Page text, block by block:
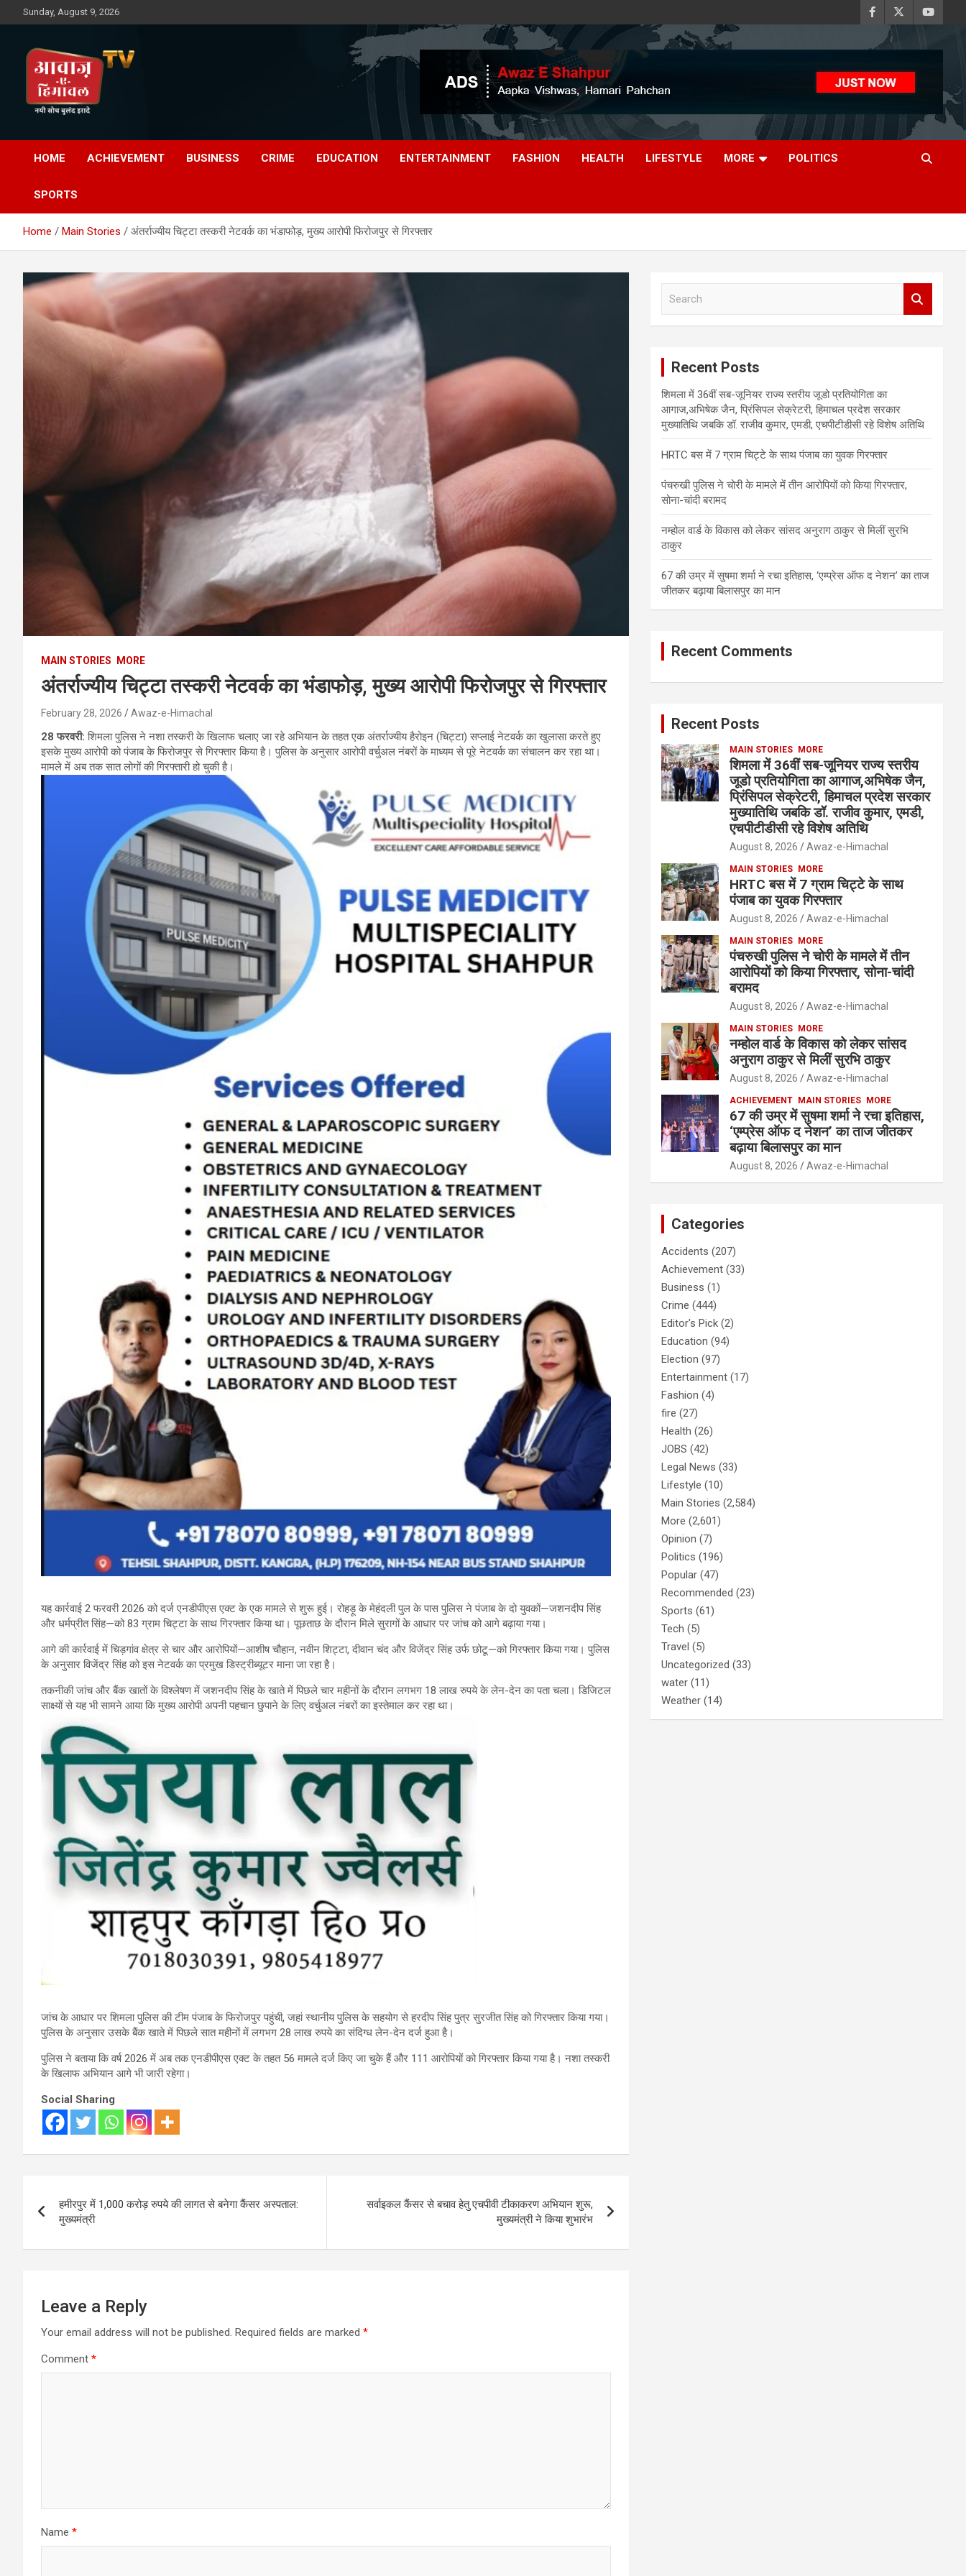
to
Sunday, August 9, 2026
Awaz-E-Shahpur
HOME ACHIEVEMENT BUSINESS CRIME EDUCATION ENTERTAINMENT FASHION HEALTH LIFESTYLE MORE POLITICS
SPORTS
Home Main Stories अंतर्राज्यीय चिट्टा तस्करी नेटवर्क का भंडाफोड़, मुख्य आरोपी फिरोजपुर से गिरफ्तार
MAIN STORIES MORE
अंतर्राज्यीय चिट्टा तस्करी नेटवर्क का भंडाफोड़, मुख्य आरोपी फिरोजपुर से गिरफ्तार
February 28, 2026 Awaz-e-Himachal
28 फरवरी:शिमला पुलिस ने नशा तस्करी के खिलाफ चलाए जा रहे अभियान के तहत एक अंतर्राज्यीय हैरोइन (चिट्टा) सप्लाई नेटवर्क का खुलासा करते हुए
इसके मुख्य आरोपी को पंजाब के फिरोजपुर से गिरफ्तार किया है। पुलिस के अनुसार आरोपी वर्चुअल नंबरों के माध्यम से पूरे नेटवर्क का संचालन कर रहा था।
मामले में अब तक सात लोगों की गिरफ्तारी हो चुकी है।
यह कार्रवाई 2 फरवरी 2026 को दर्ज एनडीपीएस एक्ट के एक मामले से शुरू हुई। रोहड़ू के मेहंदली पुल के पास पुलिस ने पंजाब के दो युवकों—जशनदीप सिंह
और धर्मप्रीत सिंह—को 83 ग्राम चिट्टा के साथ गिरफ्तार किया था। पूछताछ के दौरान मिले सुरागों के आधार पर जांच को आगे बढ़ाया गया।
आगे की कार्रवाई में चिड़गांव क्षेत्र से चार और आरोपियों—आशीष चौहान, नवीन शिट्टा, दीवान चंद और विजेंद्र सिंह उर्फ छोटू—को गिरफ्तार किया गया। पुलिस
के अनुसार विजेंद्र सिंह को इस नेटवर्क का प्रमुख डिस्ट्रीब्यूटर माना जा रहा है।
तकनीकी जांच और बैंक खातों के विश्लेषण में जशनदीप सिंह के खाते में पिछले चार महीनों के दौरान लगभग 18 लाख रुपये के लेन-देन का पता चला। डिजिटल
साक्ष्यों से यह भी सामने आया कि मुख्य आरोपी अपनी पहचान छुपाने के लिए वर्चुअल नंबरों का इस्तेमाल कर रहा था।
जांच के आधार पर शिमला पुलिस की टीम पंजाब के फिरोजपुर पहुंची, जहां स्थानीय पुलिस के सहयोग से हरदीप सिंह पुत्र सुरजीत सिंह को गिरफ्तार किया गया।
पुलिस के अनुसार उसके बैंक खाते में पिछले सात महीनों में लगभग 28 लाख रुपये का संदिग्ध लेन-देन दर्ज हुआ है।
पुलिस ने बताया कि वर्ष 2026 में अब तक एनडीपीएस एक्ट के तहत 56 मामले दर्ज किए जा चुके हैं और 111 आरोपियों को गिरफ्तार किया गया है। नशा तस्करी
के खिलाफ अभियान आगे भी जारी रहेगा।
Social Sharing
navigation
हमीरपुर में 1,000 करोड़ रुपये की लागत से बनेगा कैंसर अस्पताल:
मुख्यमंत्री
सर्वाइकल कैंसर से बचाव हेतु एचपीवी टीकाकरण अभियान शुरू,
मुख्यमंत्री ने किया शुभारंभ
Leave a Reply
Your email address will not be published. Required fields are marked *
Comment *
Name *
Recent Posts
शिमला में 36वीं सब-जूनियर राज्य स्तरीय जूडो प्रतियोगिता का
आगाज,अभिषेक जैन, प्रिंसिपल सेक्रेटरी, हिमाचल प्रदेश सरकार
मुख्यातिथि जबकि डॉ. राजीव कुमार, एमडी, एचपीटीडीसी रहे विशेष अतिथि
HRTC बस में 7 ग्राम चिट्टे के साथ पंजाब का युवक गिरफ्तार
पंचरुखी पुलिस ने चोरी के मामले में तीन आरोपियों को किया गिरफ्तार,
सोना-चांदी बरामद
नम्होल वार्ड के विकास को लेकर सांसद अनुराग ठाकुर से मिलीं सुरभि
ठाकुर
67 की उम्र में सुषमा शर्मा ने रचा इतिहास, ‘एम्प्रेस ऑफ द नेशन’ का ताज
जीतकर बढ़ाया बिलासपुर का मान
Recent Comments
Recent Posts
MAIN STORIES MORE
शिमला में 36वीं सब-जूनियर राज्य स्तरीय
जूडो प्रतियोगिता का आगाज,अभिषेक जैन,
प्रिंसिपल सेक्रेटरी, हिमाचल प्रदेश सरकार
मुख्यातिथि जबकि डॉ. राजीव कुमार, एमडी,
एचपीटीडीसी रहे विशेष अतिथि
August 8, 2026 Awaz-e-Himachal
MAIN STORIES MORE
HRTC बस में 7 ग्राम चिट्टे के साथ
पंजाब का युवक गिरफ्तार
August 8, 2026 Awaz-e-Himachal
MAIN STORIES MORE
पंचरुखी पुलिस ने चोरी के मामले में तीन
आरोपियों को किया गिरफ्तार, सोना-चांदी
बरामद
August 8, 2026 Awaz-e-Himachal
MAIN STORIES MORE
नम्होल वार्ड के विकास को लेकर सांसद
अनुराग ठाकुर से मिलीं सुरभि ठाकुर
August 8, 2026 Awaz-e-Himachal
ACHIEVEMENT MAIN STORIES MORE
67 की उम्र में सुषमा शर्मा ने रचा इतिहास,
‘एम्प्रेस ऑफ द नेशन’ का ताज जीतकर
बढ़ाया बिलासपुर का मान
August 8, 2026 Awaz-e-Himachal
Categories
Accidents (207)
Achievement (33)
Business (1)
Crime (444)
Editor's Pick (2)
Education (94)
Election (97)
Entertainment (17)
Fashion (4)
fire (27)
Health (26)
JOBS (42)
Legal News (33)
Lifestyle (10)
Main Stories (2,584)
More (2,601)
Opinion (7)
Politics (196)
Popular (47)
Recommended (23)
Sports (61)
Tech (5)
Travel (5)
Uncategorized (33)
water (11)
Weather (14)